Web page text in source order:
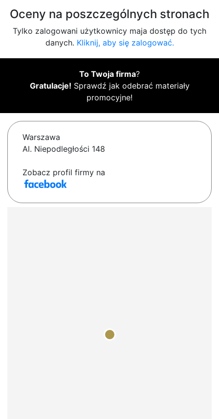
Oceny na poszczególnych stronach
Tylko zalogowani użytkownicy maja dostęp do tych
danych. Kliknij, aby się zalogować.
To Twoja firma?
Gratulacje! Sprawdź jak odebrać materiały
promocyjne!
Warszawa
Al. Niepodległości 148
Zobacz profil firmy na